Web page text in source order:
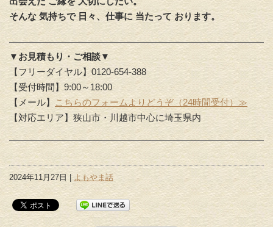
そんな 気持ちで 日々、仕事に 当たって おります。
▼お見積もり・ご相談▼
【フリーダイヤル】0120-654-388
【受付時間】9:00～18:00
【メール】
こちらのフォームよりどうぞ（24時間受付）≫
【対応エリア】狭山市・川越市中心に埼玉県内
2024年11月27日 | よもやま話